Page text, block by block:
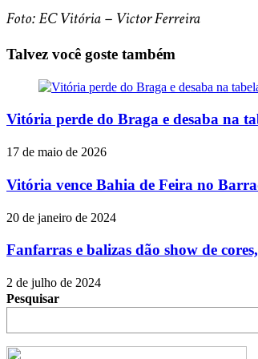
Foto: EC Vitória – Victor Ferreira
Talvez você goste também
Vitória perde do Braga e desaba na
17 de maio de 2026
Vitória vence Bahia de Feira no
20 de janeiro de 2024
Fanfarras e balizas dão show de
2 de julho de 2024
Pesquisar